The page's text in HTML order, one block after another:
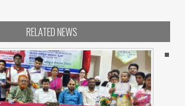
RELATED NEWS